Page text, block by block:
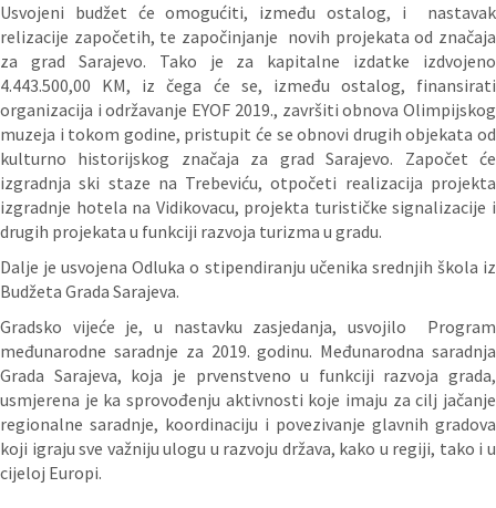
Usvojeni budžet će omogućiti, između ostalog, i nastavak
relizacije započetih, te započinjanje novih projekata od značaja
za grad Sarajevo. Tako je za kapitalne izdatke izdvojeno
4.443.500,00 KM, iz čega će se, između ostalog, finansirati
organizacija i održavanje EYOF 2019., završiti obnova Olimpijskog
muzeja i tokom godine, pristupit će se obnovi drugih objekata od
kulturno historijskog značaja za grad Sarajevo. Započet će
izgradnja ski staze na Trebeviću, otpočeti realizacija projekta
izgradnje hotela na Vidikovacu, projekta turističke signalizacije i
drugih projekata u funkciji razvoja turizma u gradu.
Dalje je usvojena Odluka o stipendiranju učenika srednjih škola iz
Budžeta Grada Sarajeva.
Gradsko vijeće je, u nastavku zasjedanja, usvojilo Program
međunarodne saradnje za 2019. godinu. Međunarodna saradnja
Grada Sarajeva, koja je prvenstveno u funkciji razvoja grada,
usmjerena je ka sprovođenju aktivnosti koje imaju za cilj jačanje
regionalne saradnje, koordinaciju i povezivanje glavnih gradova
koji igraju sve važniju ulogu u razvoju država, kako u regiji, tako i u
cijeloj Europi.